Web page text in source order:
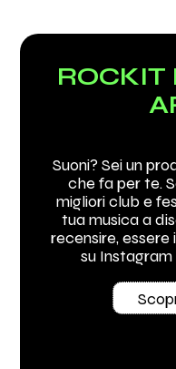
ROCKIT
Suoni? Sei un
che fa per te.
migliori club e
tua musica a
recensire,
su